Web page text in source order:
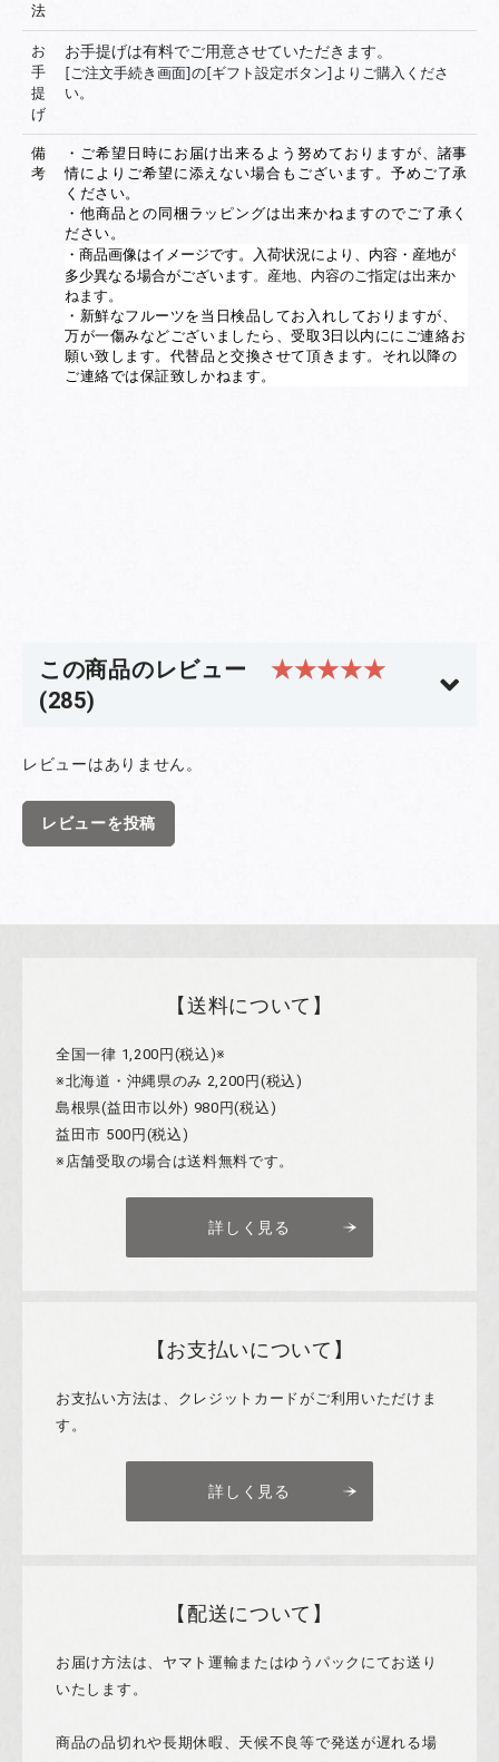
法
お
手
提
げ
お手提げは有料でご用意させていただきます。
[ご注文手続き画面]の[ギフト設定ボタン]よりご購入くださ
い。
備
考
・ご希望日時にお届け出来るよう努めておりますが、諸事
情によりご希望に添えない場合もございます。予めご了承
ください。
・他商品との同梱ラッピングは出来かねますのでご了承く
ださい。
・商品画像はイメージです。
入荷状況により、内容・産地が
多少異なる場合がございます。
産地、内容のご指定は出来か
ねます。
・新鮮なフルーツを当日検品してお入れしておりますが、
万が一傷みなどございましたら、受取3日以内ににご連絡お
願い致します。代替品と交換させて頂きます。それ以降の
ご連絡では保証致しかねます。
この商品のレビュー
★★★★★
(285)
レビューはありません。
レビューを投稿
【送料について】
全国一律 1,200円(税込)※
※北海道・沖縄県のみ 2,200円(税込)
島根県(益田市以外) 980円(税込)
益田市 500円(税込)
※店舗受取の場合は送料無料です。
詳しく見る
【お支払いについて】
お支払い方法は、クレジットカードがご利用いただけま
す。
詳しく見る
【配送について】
お届け方法は、ヤマト運輸またはゆうパックにてお送り
いたします。
商品の品切れや長期休暇、天候不良等で発送が遅れる場